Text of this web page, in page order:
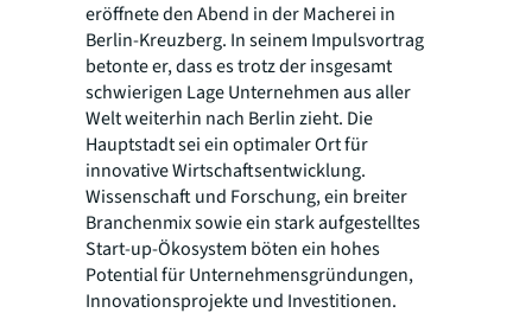
eröffnete den Abend in der Macherei in
Berlin-Kreuzberg. In seinem Impulsvortrag
betonte er, dass es trotz der insgesamt
schwierigen Lage Unternehmen aus aller
Welt weiterhin nach Berlin zieht. Die
Hauptstadt sei ein optimaler Ort für
innovative Wirtschaftsentwicklung.
Wissenschaft und Forschung, ein breiter
Branchenmix sowie ein stark aufgestelltes
Start-up-Ökosystem böten ein hohes
Potential für Unternehmensgründungen,
Innovationsprojekte und Investitionen.